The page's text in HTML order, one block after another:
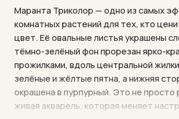
Маранта Триколор — одно из самых
комнатных растений для тех, кто
цвет. Её овальные листья украшены
тёмно-зелёный фон прорезан ярко-
прожилками, вдоль центральной
зелёные и жёлтые пятна, а нижняя
окрашена в пурпурный. Это не просто
живая акварель, которая меняет